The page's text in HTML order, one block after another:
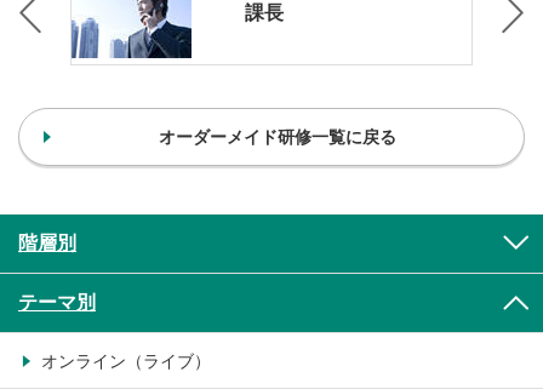
課長
オーダーメイド研修一覧に戻る
階層別
テーマ別
オンライン（ライブ）